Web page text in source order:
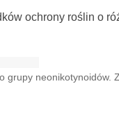
ochrony roślin o
grupy